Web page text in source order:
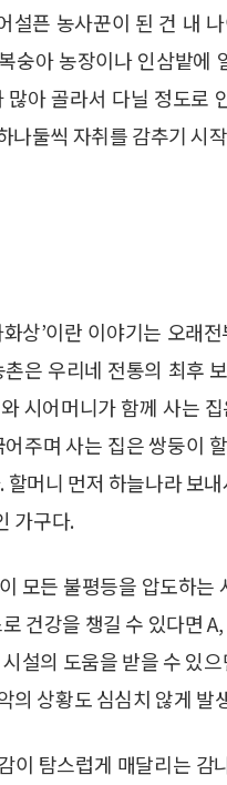
픈 농사꾼이 된 건 내
숭아 농장이나 인삼밭에
아 골라서 다닐 정도로
나둘씩 자취를 감추기 시
상’이란 이야기는 오래
은 우리네 전통의 최후
시어머니가 함께 사는
주며 사는 집은 쌍둥이
머니 먼저 하늘나라 보
가구다.
모든 불평등을 압도하는
건강을 챙길 수 있다면
설의 도움을 받을 수 있
의 상황도 심심치 않게 발
이 탐스럽게 매달리는 감